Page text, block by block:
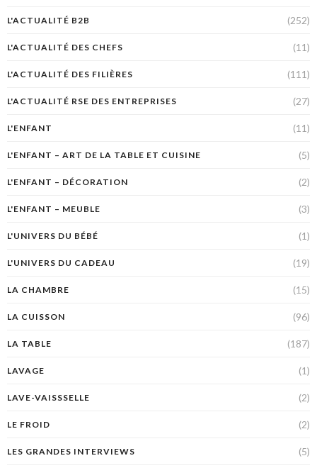
L'ACTUALITÉ B2B (252)
L'ACTUALITÉ DES CHEFS (11)
L'ACTUALITÉ DES FILIÈRES (111)
L'ACTUALITÉ RSE DES ENTREPRISES (27)
L'ENFANT (11)
L'ENFANT – ART DE LA TABLE ET CUISINE (5)
L'ENFANT – DÉCORATION (2)
L'ENFANT – MEUBLE (3)
L'UNIVERS DU BÉBÉ (1)
L'UNIVERS DU CADEAU (19)
LA CHAMBRE (15)
LA CUISSON (96)
LA TABLE (187)
LAVAGE (1)
LAVE-VAISSSELLE (2)
LE FROID (2)
LES GRANDES INTERVIEWS (5)